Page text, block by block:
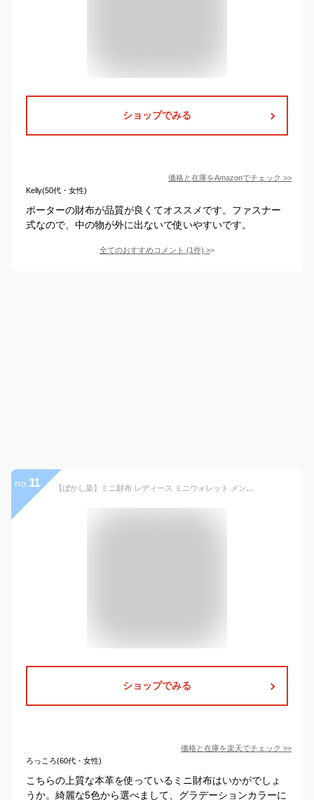
ショップでみる
価格と在庫をAmazonでチェック >>
Kelly(50代・女性)
ポーターの財布が品質が良くてオススメです。ファスナー
式なので、中の物が外に出ないで使いやすいです。
全てのおすすめコメント (1件) >
no. 11 【ぼかし染】ミニ財布 レディース ミニウォレット メンズ 本革 お札を折らない かわいい おしゃれ 小さい財布 京都 職人 COTOCUL（コトカル）財布 二つ折り 三つ折り コンパクト 極小財布 送料無料 ギフト
ショップでみる
価格と在庫を楽天でチェック >>
ろっころ(60代・女性)
こちらの上質な本革を使っているミニ財布はいかがでしょ
うか。綺麗な5色から選べまして、グラデーションカラーに